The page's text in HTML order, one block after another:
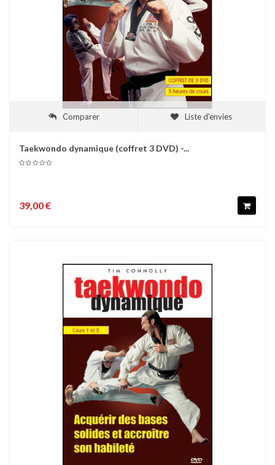
Comparer Liste d'envies
Taekwondo dynamique (coffret 3 DVD) -...
39,00 €